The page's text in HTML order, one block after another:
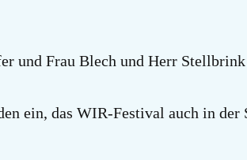
und Frau Blech und Herr
ein, das WIR-Festival auch in der